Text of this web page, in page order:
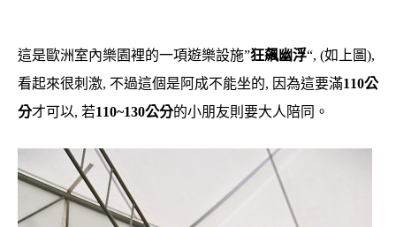
這是歐洲室內樂園裡的一項遊樂設施”狂飆幽浮“, (如上圖),
看起來很刺激, 不過這個是阿成不能坐的, 因為這要滿110公
分才可以, 若110~130公分的小朋友則要大人陪同。